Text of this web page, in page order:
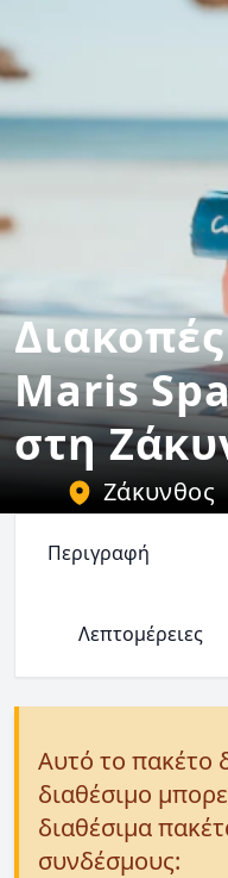
Maris
στη
Ζάκυνθος
Περιγραφή
Λεπτομέρειες
Αυτό το πακέτο
διαθέσιμο
διαθέσιμα
συνδέσμους: